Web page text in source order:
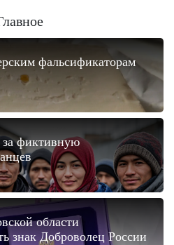
фальсификаторам
за фиктивную
области
знак Доброволец России